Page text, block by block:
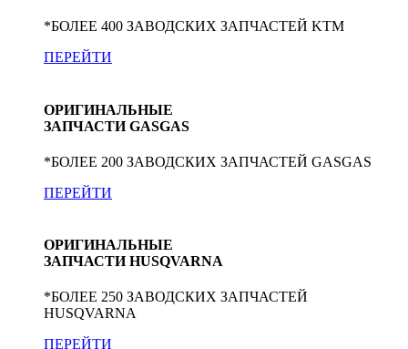
*БОЛЕЕ 400 ЗАВОДСКИХ ЗАПЧАСТЕЙ KTM
ПЕРЕЙТИ
ОРИГИНАЛЬНЫЕ
ЗАПЧАСТИ GASGAS
*БОЛЕЕ 200 ЗАВОДСКИХ ЗАПЧАСТЕЙ GASGAS
ПЕРЕЙТИ
ОРИГИНАЛЬНЫЕ
ЗАПЧАСТИ HUSQVARNA
*БОЛЕЕ 250 ЗАВОДСКИХ ЗАПЧАСТЕЙ
HUSQVARNA
ПЕРЕЙТИ